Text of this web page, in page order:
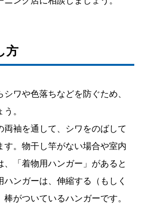
方
ワや色落ちなどを防ぐため、
。
両袖を通して、シワをのばして
す。物干し竿がない場合や室内
、「着物用ハンガー」があると
ハンガーは、伸縮する（もしく
がついているハンガーです。